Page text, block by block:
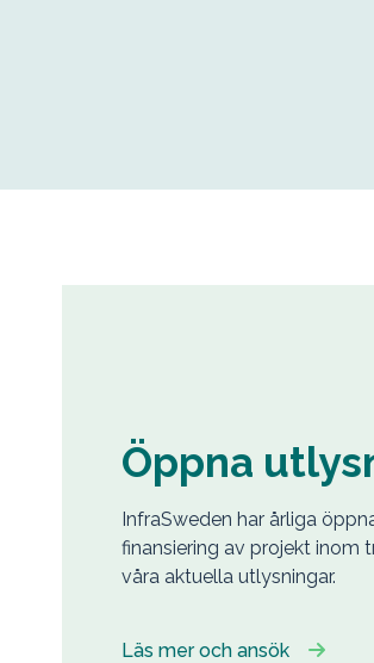
Öppna
InfraSweden har årliga
finansiering av projekt inom
våra aktuella utlysningar.
Läs mer och ansök